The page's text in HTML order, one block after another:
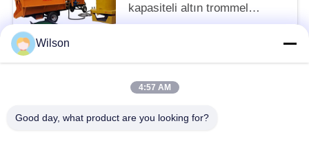
kapasiteli altın trommel
yıkama tesisi
Wilson
4:57 AM
Good day, what product are you looking for?